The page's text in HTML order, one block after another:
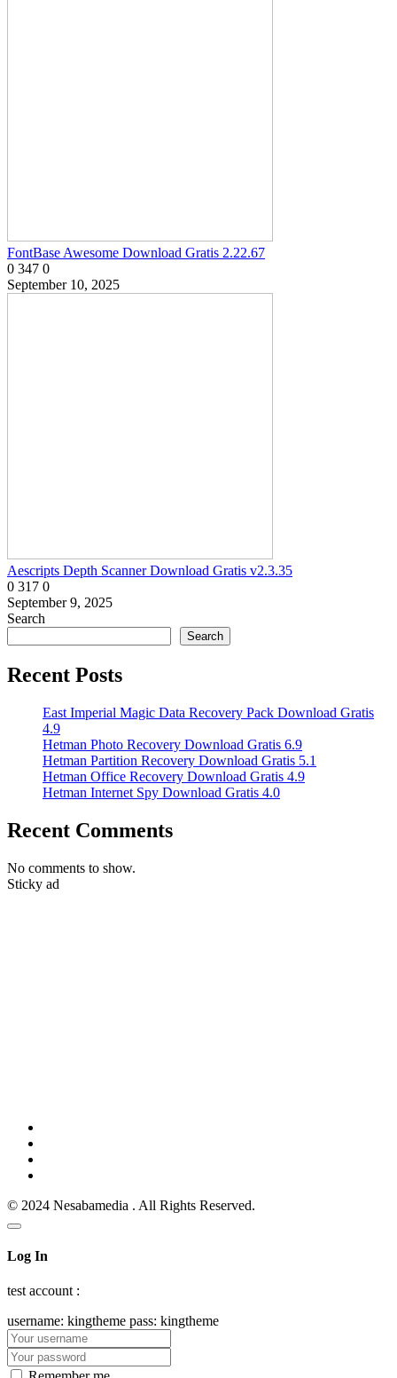
FontBase Awesome Download Gratis 2.22.67
0 347 0
September 10, 2025
Aescripts Depth Scanner Download Gratis v2.3.35
0 317 0
September 9, 2025
Search
Search
Recent Posts
East Imperial Magic Data Recovery Pack Download Gratis
4.9
Hetman Photo Recovery Download Gratis 6.9
Hetman Partition Recovery Download Gratis 5.1
Hetman Office Recovery Download Gratis 4.9
Hetman Internet Spy Download Gratis 4.0
Recent Comments
No comments to show.
Sticky ad
© 2024 Nesabamedia . All Rights Reserved.
Log In
test account :
username: kingtheme pass: kingtheme